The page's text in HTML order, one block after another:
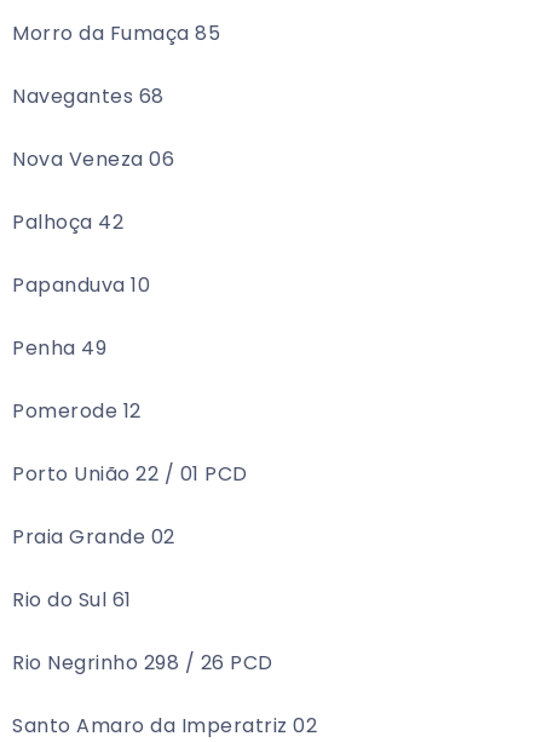
Morro da Fumaça 85
Navegantes 68
Nova Veneza 06
Palhoça 42
Papanduva 10
Penha 49
Pomerode 12
Porto União 22 / 01 PCD
Praia Grande 02
Rio do Sul 61
Rio Negrinho 298 / 26 PCD
Santo Amaro da Imperatriz 02